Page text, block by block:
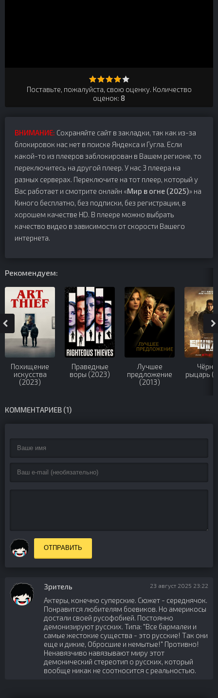
Поставьте, пожалуйста, свою оценку. Количество
оценок: 8
ВНИМАНИЕ: Сохраняйте сайт в закладки, так как из-за
блокировок нас нет в поиске Яндекса и Гугла. Если
какой-то из плееров заблокирован в Вашем регионе, то
переключитесь на другой плеер. У нас 3 плеера на
разных серверах. Переключите на тот плеер, который у
Вас работает и смотрите онлайн «Мир в огне (2025)» на
Киного бесплатно, без подписки, без регистрации, в
хорошем качестве HD. В плеере можно выбрать
качество видео в зависимости от скорости Вашего
интернета.
Рекомендуем:
Похищение
искусства
(2023)
Праведные
воры (2023)
Лучшее
предложение
(2013)
рыцарь
КОММЕНТАРИЕВ (1)
ОТПРАВИТЬ
Зритель 23 август 2025 23:22
Актеры, конечно суперские. Сюжет - середнячок.
Понравится любителям боевиков. Но америкосы
достали своей русофобией. Постоянно
демонизируют русских. Типа: "Все бармалеи и
самые жестокие существа - это русские! Так они
еще и дикие, Обросшие и немытые!" Противно!
Ненавязчиво навязывают миру этот
демонический стереотип о русских, который
вообще никак не соотносится с реальностью.